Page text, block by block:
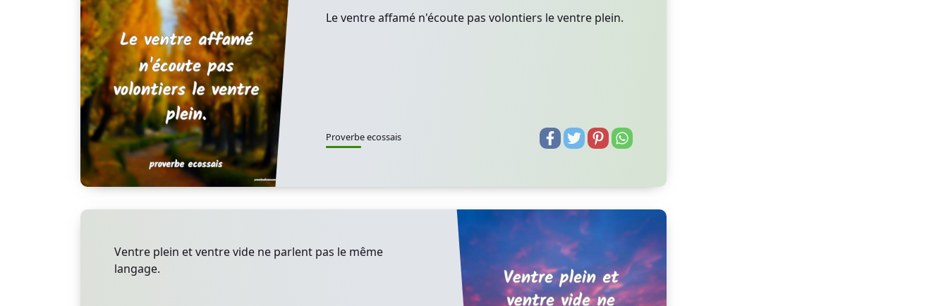
Le ventre affamé n'écoute pas volontiers le ventre plein.
Proverbe ecossais
Ventre plein et ventre vide ne parlent pas le même
langage.